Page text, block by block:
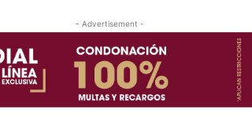
- Advertisement -